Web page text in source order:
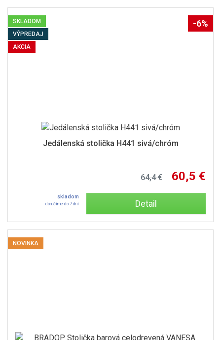
Jedálenská stolička H441 sivá/chróm
64,4 € 60,5 €
skladom
doručíme do 7 dní Detail
SKLADOM
VÝPREDAJ
AKCIA
-6%
NOVINKA